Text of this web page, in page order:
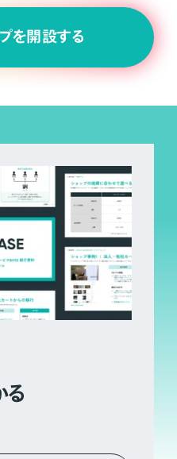
を開設する
る